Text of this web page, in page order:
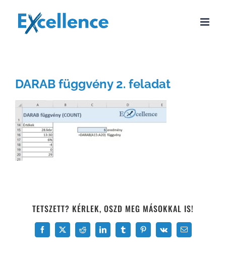
DARAB függvény 2. feladat
TETSZETT? KÉRLEK, OSZD MEG MÁSOKKAL IS!
Facebook
X Reddit LinkedInTumblrPinterest
Vk Email: